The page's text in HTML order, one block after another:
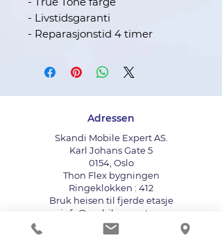
- Livstidsgaranti
- Reparasjonstid 4 timer
Adressen
Skandi Mobile Expert AS.
Karl Johans Gate 5
0154, Oslo
Thon Flex bygningen
Ringeklokken : 412
Bruk heisen til fjerde etasje
info@mobileexpert.no
+47 411 11 211